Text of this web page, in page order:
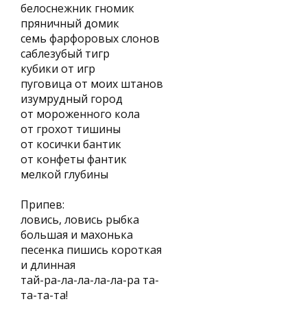
белоснежник гномик
пряничный домик
семь фарфоровых слонов
саблезубый тигр
кубики от игр
пуговица от моих штанов
изумрудный город
от мороженного кола
от грохот тишины
от косички бантик
от конфеты фантик
мелкой глубины
Припев:
ловись, ловись рыбка
большая и махонька
песенка пишись короткая
и длинная
тай-ра-ла-ла-ла-ла-ра та-
та-та-та!